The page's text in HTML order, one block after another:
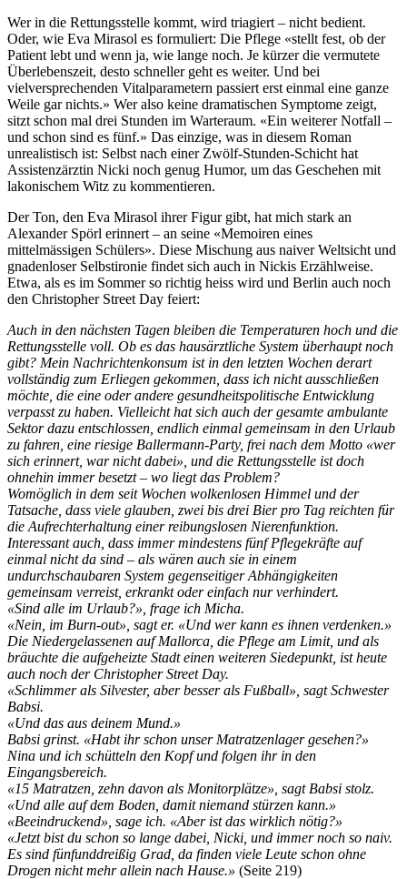
Wer in die Rettungsstelle kommt, wird triagiert – nicht bedient.
Oder, wie Eva Mirasol es formuliert: Die Pflege «stellt fest, ob der
Patient lebt und wenn ja, wie lange noch. Je kürzer die vermutete
Überlebenszeit, desto schneller geht es weiter. Und bei
vielversprechenden Vitalparametern passiert erst einmal eine ganze
Weile gar nichts.» Wer also keine dramatischen Symptome zeigt,
sitzt schon mal drei Stunden im Warteraum. «Ein weiterer Notfall –
und schon sind es fünf.» Das einzige, was in diesem Roman
unrealistisch ist: Selbst nach einer Zwölf-Stunden-Schicht hat
Assistenzärztin Nicki noch genug Humor, um das Geschehen mit
lakonischem Witz zu kommentieren.
Der Ton, den Eva Mirasol ihrer Figur gibt, hat mich stark an
Alexander Spörl erinnert – an seine «Memoiren eines
mittelmässigen Schülers». Diese Mischung aus naiver Weltsicht und
gnadenloser Selbstironie findet sich auch in Nickis Erzählweise.
Etwa, als es im Sommer so richtig heiss wird und Berlin auch noch
den Christopher Street Day feiert:
Auch in den nächsten Tagen bleiben die Temperaturen hoch und die
Rettungsstelle voll. Ob es das hausärztliche System überhaupt noch
gibt? Mein Nachrichtenkonsum ist in den letzten Wochen derart
vollständig zum Erliegen gekommen, dass ich nicht ausschließen
möchte, die eine oder andere gesundheitspolitische Entwicklung
verpasst zu haben. Vielleicht hat sich auch der gesamte ambulante
Sektor dazu entschlossen, endlich einmal gemeinsam in den Urlaub
zu fahren, eine riesige Ballermann-Party, frei nach dem Motto «wer
sich erinnert, war nicht dabei», und die Rettungsstelle ist doch
ohnehin immer besetzt – wo liegt das Problem?
Womöglich in dem seit Wochen wolkenlosen Himmel und der
Tatsache, dass viele glauben, zwei bis drei Bier pro Tag reichten für
die Aufrechterhaltung einer reibungslosen Nierenfunktion.
Interessant auch, dass immer mindestens fünf Pflegekräfte auf
einmal nicht da sind – als wären auch sie in einem
undurchschaubaren System gegenseitiger Abhängigkeiten
gemeinsam verreist, erkrankt oder einfach nur verhindert.
«Sind alle im Urlaub?», frage ich Micha.
«Nein, im Burn-out», sagt er. «Und wer kann es ihnen verdenken.»
Die Niedergelassenen auf Mallorca, die Pflege am Limit, und als
bräuchte die aufgeheizte Stadt einen weiteren Siedepunkt, ist heute
auch noch der Christopher Street Day.
«Schlimmer als Silvester, aber besser als Fußball», sagt Schwester
Babsi.
«Und das aus deinem Mund.»
Babsi grinst. «Habt ihr schon unser Matratzenlager gesehen?»
Nina und ich schütteln den Kopf und folgen ihr in den
Eingangsbereich.
«15 Matratzen, zehn davon als Monitorplätze», sagt Babsi stolz.
«Und alle auf dem Boden, damit niemand stürzen kann.»
«Beeindruckend», sage ich. «Aber ist das wirklich nötig?»
«Jetzt bist du schon so lange dabei, Nicki, und immer noch so naiv.
Es sind fünfunddreißig Grad, da finden viele Leute schon ohne
Drogen nicht mehr allein nach Hause.» (Seite 219)